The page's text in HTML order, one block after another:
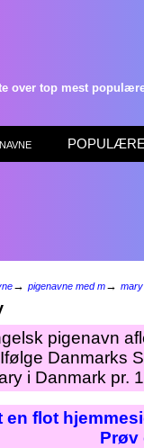
over top mest
POPULÆRE
→ pigenavne med m→ mary
pigenavn
Danmarks
i Danmark pr.
en flot
Prøv